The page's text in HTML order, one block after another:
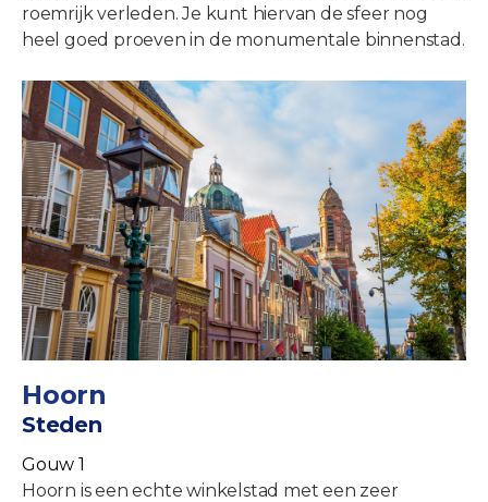
roemrijk verleden. Je kunt hiervan de sfeer nog
heel goed proeven in de monumentale binnenstad.
Hoorn
Steden
Gouw 1
Hoorn is een echte winkelstad met een zeer